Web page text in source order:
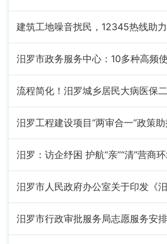
汨罗：访企纾困 护航“亲”“清”营商
汨罗市行政审批服务局志愿服务安